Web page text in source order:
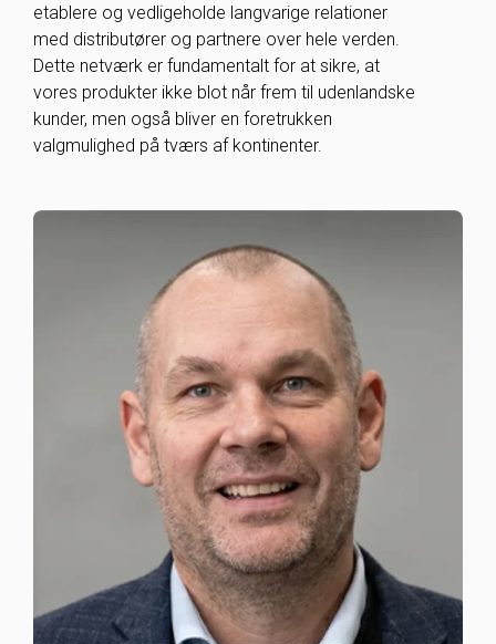
etablere og vedligeholde langvarige relationer
med distributører og partnere over hele verden.
Dette netværk er fundamentalt for at sikre, at
vores produkter ikke blot når frem til udenlandske
kunder, men også bliver en foretrukken
valgmulighed på tværs af kontinenter.